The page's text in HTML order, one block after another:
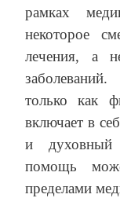
рамках
некоторое
лечения, а
только как
включает в
и духовный
помощь
пределами